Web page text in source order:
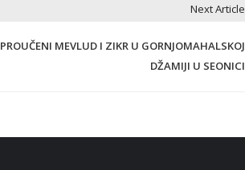
Next Article
PROUČENI MEVLUD I ZIKR U GORNJOMAHALSKOJ
DŽAMIJI U SEONICI